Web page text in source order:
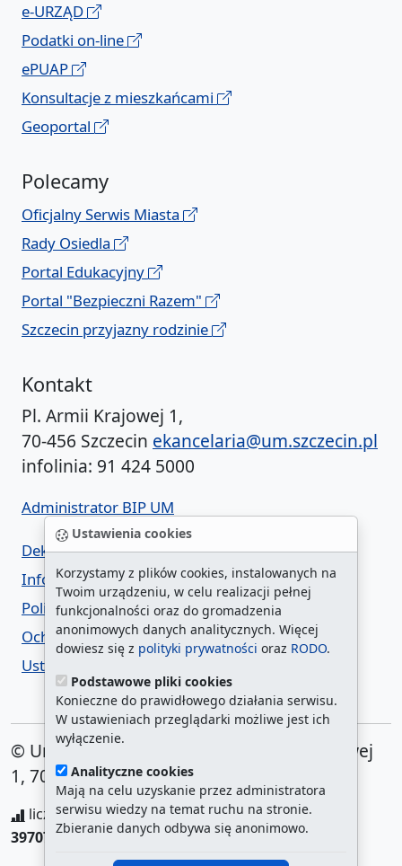
Ustawienia cookies
Korzystamy z plików cookies, instalowanych na
Twoim urządzeniu, w celu realizacji pełnej
funkcjonalności oraz do gromadzenia
anonimowych danych analitycznych. Więcej
dowiesz się z polityki prywatności oraz RODO.
Podstawowe pliki cookies
Konieczne do prawidłowego działania serwisu.
W ustawieniach przeglądarki możliwe jest ich
wyłączenie.
Analityczne cookies
Mają na celu uzyskanie przez administratora
serwisu wiedzy na temat ruchu na stronie.
Zbieranie danych odbywa się anonimowo.
e-URZĄD
Podatki on-line
ePUAP
Konsultacje z mieszkańcami
Geoportal
Polecamy
Oficjalny Serwis Miasta
Rady Osiedla
Portal Edukacyjny
Portal "Bezpieczni Razem"
Szczecin przyjazny rodzinie
Kontakt
Pl. Armii Krajowej 1,
70-456 Szczecin ekancelaria@um.szczecin.pl
infolinia: 91 424 5000
Administrator BIP UM
Deklaracja dostępności
Informacja o urzędzie w ETR
Polityka prywatności
Ochrona danych osobowych
Ustawienia cookies
© Urząd Miasta Szczecin. Plac Armii Krajowej
1, 70-456 Szczecin
liczba wyświetleń:208742053/ aktualna strona:
397073/najczęściej odwiedzane strony